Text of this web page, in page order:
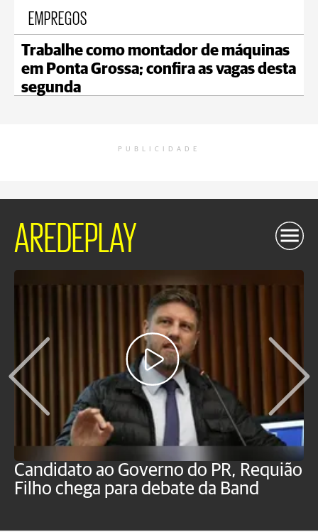
EMPREGOS
Trabalhe como montador de máquinas
em Ponta Grossa; confira as vagas desta
segunda
PUBLICIDADE
AREDEPLAY
Candidato ao Governo do PR, Requião
Filho chega para debate da Band